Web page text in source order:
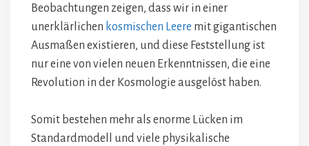
Beobachtungen zeigen, dass wir in einer
unerklärlichen kosmischen Leere mit gigantischen
Ausmaßen existieren, und diese Feststellung ist
nur eine von vielen neuen Erkenntnissen, die eine
Revolution in der Kosmologie ausgelöst haben.
Somit bestehen mehr als enorme Lücken im
Standardmodell und viele physikalische